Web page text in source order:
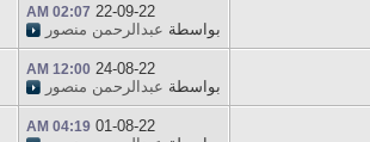
22-09-22
02:07 AM
بواسطة عبدالرحمن منصور
24-08-22
12:00 AM
بواسطة عبدالرحمن منصور
01-08-22
04:19 AM